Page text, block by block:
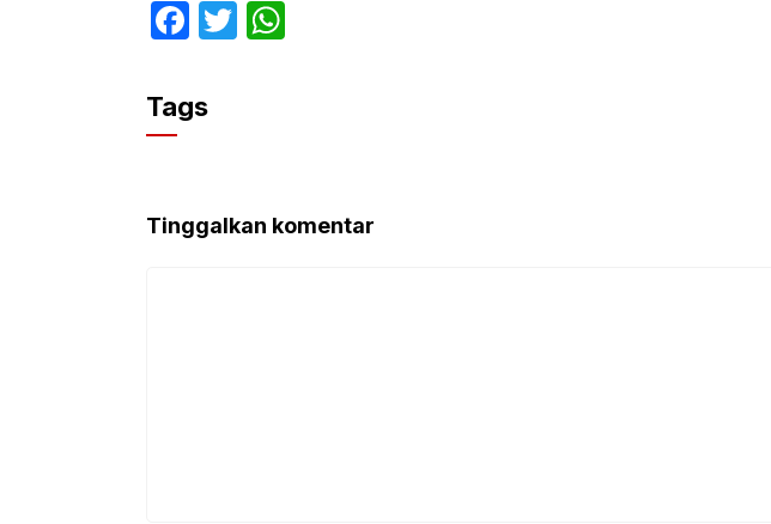
F
c
e
o
o
T
p
p
Tags
Tinggalkan komentar